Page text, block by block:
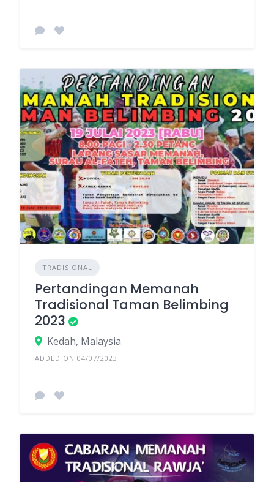
TRADISIONAL
Pertandingan Memanah
Tradisional Taman Belimbing
2023
Kedah, Malaysia
ADDED ON 04/07/2023